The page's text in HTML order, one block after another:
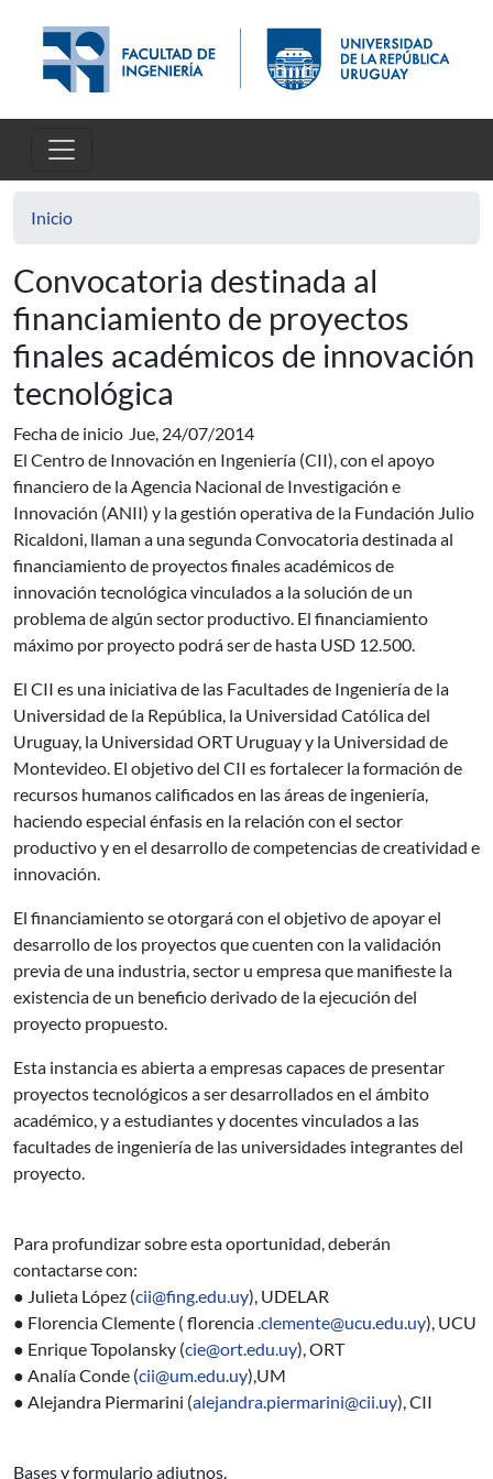
Inicio
Convocatoria destinada al
financiamiento de proyectos
finales académicos de innovación
tecnológica
Fecha de inicio Jue, 24/07/2014
El Centro de Innovación en Ingeniería (CII), con el apoyo
financiero de la Agencia Nacional de Investigación e
Innovación (ANII) y la gestión operativa de la Fundación Julio
Ricaldoni, llaman a una segunda Convocatoria destinada al
financiamiento de proyectos finales académicos de
innovación tecnológica vinculados a la solución de un
problema de algún sector productivo. El financiamiento
máximo por proyecto podrá ser de hasta USD 12.500.
El CII es una iniciativa de las Facultades de Ingeniería de la
Universidad de la República, la Universidad Católica del
Uruguay, la Universidad ORT Uruguay y la Universidad de
Montevideo. El objetivo del CII es fortalecer la formación de
recursos humanos calificados en las áreas de ingeniería,
haciendo especial énfasis en la relación con el sector
productivo y en el desarrollo de competencias de creatividad e
innovación.
El financiamiento se otorgará con el objetivo de apoyar el
desarrollo de los proyectos que cuenten con la validación
previa de una industria, sector u empresa que manifieste la
existencia de un beneficio derivado de la ejecución del
proyecto propuesto.
Esta instancia es abierta a empresas capaces de presentar
proyectos tecnológicos a ser desarrollados en el ámbito
académico, y a estudiantes y docentes vinculados a las
facultades de ingeniería de las universidades integrantes del
proyecto.
Para profundizar sobre esta oportunidad, deberán
contactarse con:
● Julieta López (cii@fing.edu.uy), UDELAR
● Florencia Clemente ( florencia.clemente@ucu.edu.uy), UCU
● Enrique Topolansky (cie@ort.edu.uy), ORT
● Analía Conde (cii@um.edu.uy),UM
● Alejandra Piermarini (alejandra.piermarini@cii.uy), CII
Bases y formulario adjutnos.